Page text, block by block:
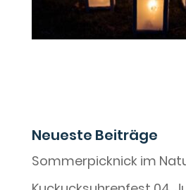
Neueste Beiträge
Sommerpicknick im